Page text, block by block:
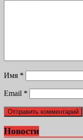
Имя *
Email *
Новости